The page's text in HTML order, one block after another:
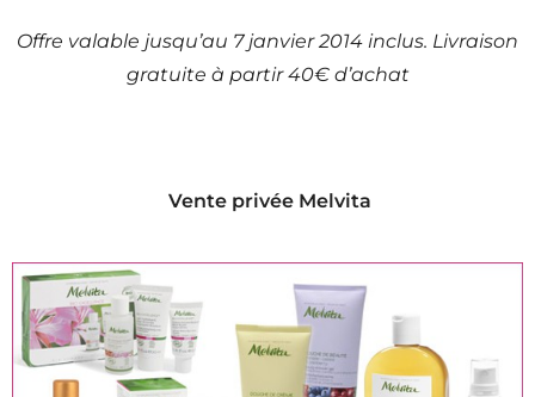
Offre valable jusqu’au 7 janvier 2014 inclus. Livraison
gratuite à partir 40€ d’achat
Vente privée Melvita